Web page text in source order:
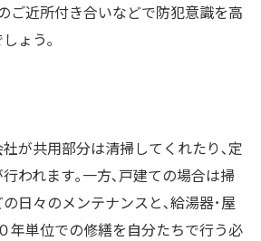
ご近所付き合いなどで防犯意識を高
ょう｡
が共用部分は清掃してくれたり､定
われます｡一方､戸建ての場合は掃
日々のメンテナンスと､給湯器･屋
年単位での修繕を自分たちで行う必